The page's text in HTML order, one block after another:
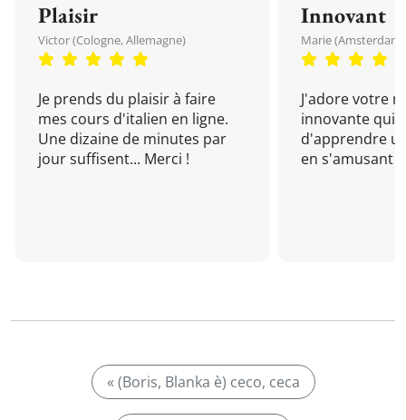
Plaisir
Victor (Cologne, Allemagne)
Je prends du plaisir à faire
mes cours d'italien en ligne.
Une dizaine de minutes par
jour suffisent... Merci !
Innovant
Marie (Amsterdam,
J'adore votre
innovante qui
d'apprendre
en s'amusant !
« (Boris, Blanka è) ceco, ceca